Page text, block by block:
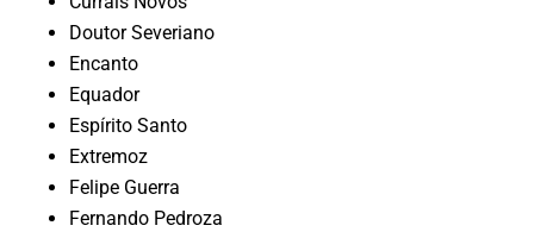
Doutor Severiano
Encanto
Equador
Espírito Santo
Extremoz
Felipe Guerra
Fernando Pedroza